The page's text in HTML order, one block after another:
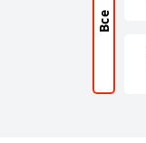
Все